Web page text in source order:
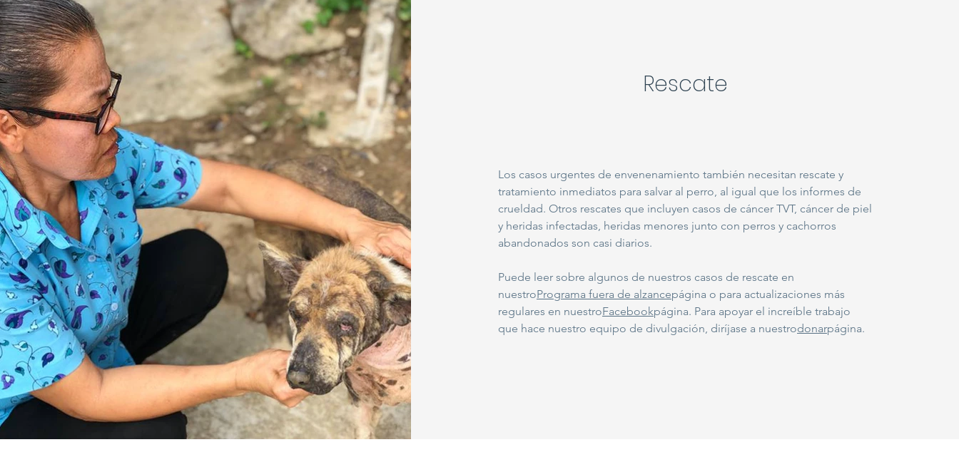
Rescate
Los casos urgentes de envenenamiento también necesitan rescate y
tratamiento inmediatos para salvar al perro, al igual que los informes de
crueldad. Otros rescates que incluyen casos de cáncer TVT, cáncer de piel
y heridas infectadas, heridas menores junto con perros y cachorros
abandonados son casi diarios.
Puede leer sobre algunos de nuestros casos de rescate en
nuestroPrograma fuera de alzancepágina o para actualizaciones más
regulares en nuestroFacebookpágina. Para apoyar el increíble trabajo
que hace nuestro equipo de divulgación, diríjase a nuestrodonarpágina.